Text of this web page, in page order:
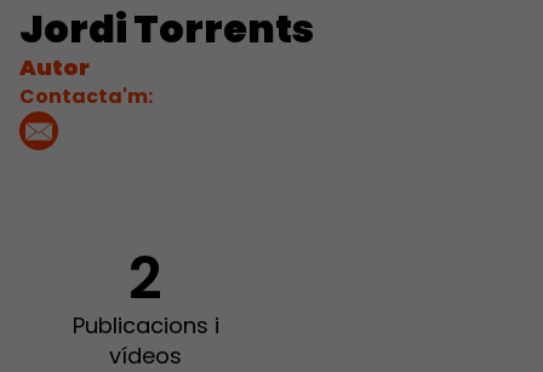
Jordi Torrents
Autor
Contacta'm:
2
Publicacions i
vídeos